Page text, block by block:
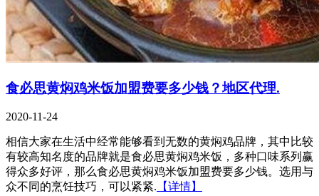
食必思黄焖鸡米饭加盟费要多少钱？地区代理.
2020-11-24
相信大家在生活中经常能够看到无数的黄焖鸡品牌，其中比较
有较高知名度的品牌就是食必思黄焖鸡米饭，多种口味系列赢
得众多好评，那么食必思黄焖鸡米饭加盟费要多少钱。选用与
众不同的烹饪技巧，可以紧紧. 【详情】